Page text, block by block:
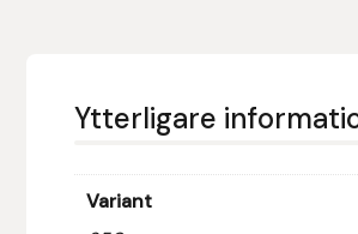
Ytterligare
Variant
Fákur Rideudstyr